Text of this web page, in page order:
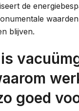
de
waarden
blijven.
goed